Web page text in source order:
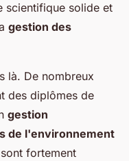
scientifique solide et
gestion des
là. De nombreux
des diplômes de
gestion
de l'environnement
sont fortement